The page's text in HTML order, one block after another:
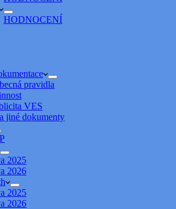
HODNOCENÍ
pravidla
VES
jiné dokumenty
2025
2026
2025
2026